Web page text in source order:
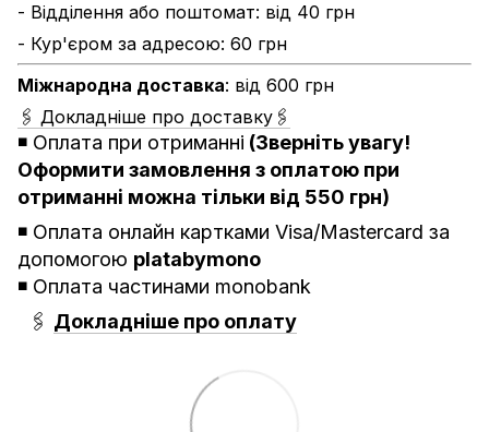
- Відділення або поштомат: від 40 грн
- Кур'єром за адресою: 60 грн
Міжнародна доставка: від 600 грн
🖇 Докладніше про доставку🖇
◾️ Оплата при отриманні (Зверніть увагу!
Оформити замовлення з оплатою при
отриманні можна тільки від 550 грн)
◾️ Оплата онлайн картками Visa/Mastercard за
допомогою platabymono
◾️ Оплата частинами monobank
🖇 Докладніше про оплату